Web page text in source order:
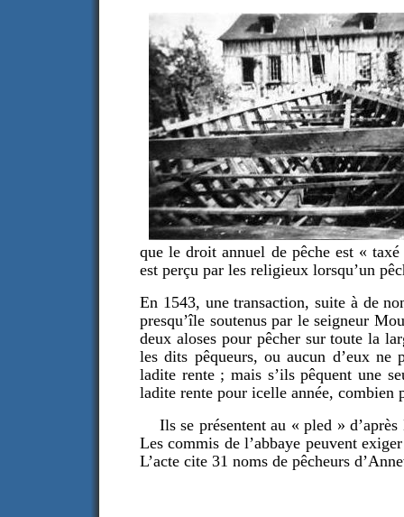
que le droit annuel de pêche est «
est perçu par les religieux lorsqu’un
En 1543, une transaction, suite à de
presqu’île soutenus par le seigneur
deux aloses pour pêcher sur toute la
les dits pêqueurs, ou aucun d’eux
ladite rente ; mais s’ils pêquent une
ladite rente pour icelle année,
Ils se présentent au « pled » d’après
Les commis de l’abbaye peuvent
L’acte cite 31 noms de pêcheurs